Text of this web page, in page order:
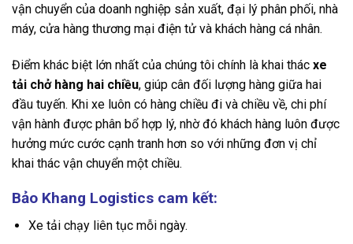
vận chuyển của doanh nghiệp sản xuất, đại lý phân phối, nhà
máy, cửa hàng thương mại điện tử và khách hàng cá nhân.
Điểm khác biệt lớn nhất của chúng tôi chính là khai thác xe
tải chở hàng hai chiều, giúp cân đối lượng hàng giữa hai
đầu tuyến. Khi xe luôn có hàng chiều đi và chiều về, chi phí
vận hành được phân bổ hợp lý, nhờ đó khách hàng luôn được
hưởng mức cước cạnh tranh hơn so với những đơn vị chỉ
khai thác vận chuyển một chiều.
Bảo Khang Logistics cam kết:
Xe tải chạy liên tục mỗi ngày.